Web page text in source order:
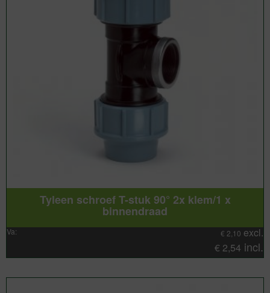
Tyleen schroef T-stuk 90° 2x klem/1 x
binnendraad
Va: € 2,10excl.
€ 2,54 incl.